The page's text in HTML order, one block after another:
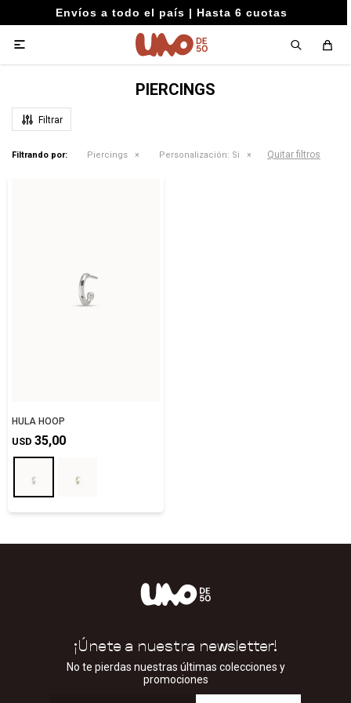
Envíos a todo el país | Hasta 6 cuotas

PIERCINGS
Filtrando por: Piercings Personalización: Si Quitar filtros
HULA HOOP
USD 35,00
¡Únete a nuestra newsletter!
No te pierdas nuestras últimas colecciones y
promociones